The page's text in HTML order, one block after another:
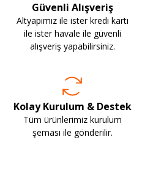
Güvenli Alışveriş
Altyapımız ile ister kredi kartı
ile ister havale ile güvenli
alışveriş yapabilirsiniz.
Kolay Kurulum & Destek
Tüm ürünlerimiz kurulum
şeması ile gönderilir.